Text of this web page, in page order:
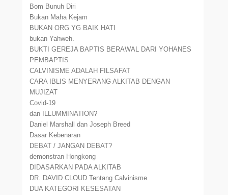
Bom Bunuh Diri
Bukan Maha Kejam
BUKAN ORG YG BAIK HATI
bukan Yahweh.
BUKTI GEREJA BAPTIS BERAWAL DARI YOHANES
PEMBAPTIS
CALVINISME ADALAH FILSAFAT
CARA IBLIS MENYERANG ALKITAB DENGAN
MUJIZAT
Covid-19
dan ILLUMMINATION?
Daniel Marshall dan Joseph Breed
Dasar Kebenaran
DEBAT / JANGAN DEBAT?
demonstran Hongkong
DIDASARKAN PADA ALKITAB
DR. DAVID CLOUD Tentang Calvinisme
DUA KATEGORI KESESATAN